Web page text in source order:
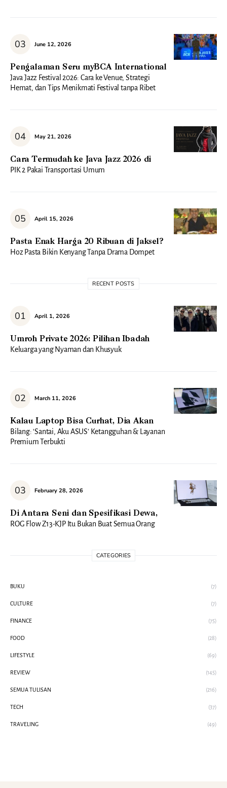
June 12, 2026
Pengalaman Seru myBCA International
Java Jazz Festival 2026: Cara ke Venue, Strategi
Hemat, dan Tips Menikmati Festival tanpa Ribet
May 21, 2026
Cara Termudah ke Java Jazz 2026 di
PIK 2 Pakai Transportasi Umum
April 15, 2026
Pasta Enak Harga 20 Ribuan di Jaksel?
Hoz Pasta Bikin Kenyang Tanpa Drama Dompet
RECENT POSTS
April 1, 2026
Umroh Private 2026: Pilihan Ibadah
Keluarga yang Nyaman dan Khusyuk
March 11, 2026
Kalau Laptop Bisa Curhat, Dia Akan
Bilang: ‘Santai, Aku ASUS’ Ketangguhan & Layanan
Premium Terbukti
February 28, 2026
Di Antara Seni dan Spesifikasi Dewa,
ROG Flow Z13-KJP Itu Bukan Buat Semua Orang
CATEGORIES
BUKU (7)
CULTURE (7)
FINANCE (75)
FOOD (28)
LIFESTYLE (69)
REVIEW (145)
SEMUA TULISAN (216)
TECH (37)
TRAVELING (49)